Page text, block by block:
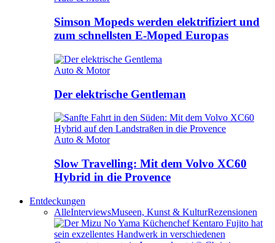
Simson Mopeds werden elektrifiziert und
zum schnellsten E-Moped Europas
Auto & Motor
Der elektrische Gentleman
Auto & Motor
Slow Travelling: Mit dem Volvo XC60
Hybrid in die Provence
Entdeckungen
AlleInterviewsMuseen, Kunst & KulturRezensionen